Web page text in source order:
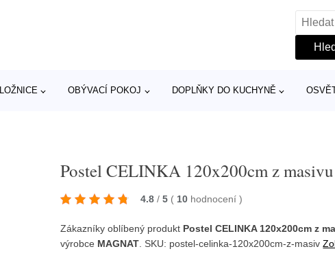
LOŽNICE OBÝVACÍ POKOJ DOPLŇKY DO KUCHYNĚ
Postel CELINKA 120x200cm z
4.8 / 5 ( 10 hodnocení)
Zákazníky oblíbený produkt Postel CELINKA 120x200cm z
výrobce MAGNAT . SKU: postel-celinka-120x200cm-z-masiv